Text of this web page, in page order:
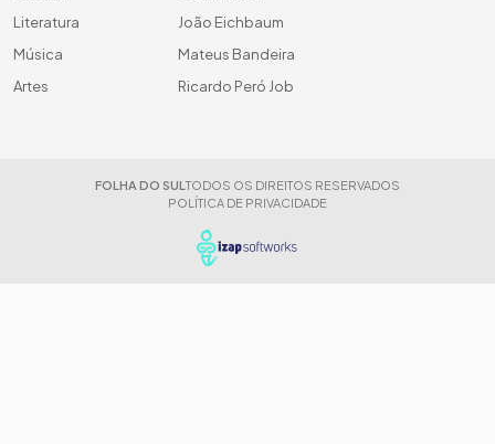
Literatura
Música
Artes
João Eichbaum
Mateus Bandeira
Ricardo Peró Job
FOLHA DO SUL TODOS OS DIREITOS RESERVADOS
POLÍTICA DE PRIVACIDADE